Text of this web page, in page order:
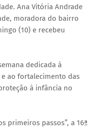
Ana Vitória Andrade
moradora do bairro
(10) e recebeu
dedicada à
ao fortalecimento das
à infância no
primeiros passos”, a 16ª